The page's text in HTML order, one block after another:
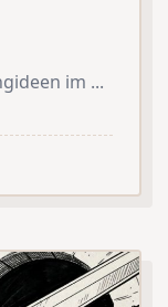
im ...